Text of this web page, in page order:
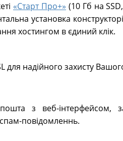
«Старт Про+» (10 Гб на
установка
хостингом в єдиний клік.
для надійного захисту
з веб-інтерфейсом,
повідомленнь.